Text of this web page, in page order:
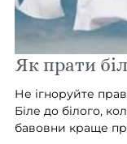
Як прати
Не ігноруйте
Біле до білого,
бавовни краще